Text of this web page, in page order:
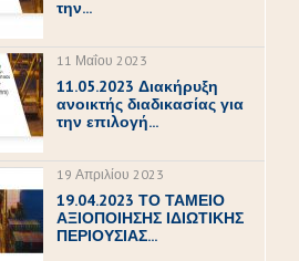
την...
11 Μαΐου 2023
11.05.2023 Διακήρυξη
ανοικτής διαδικασίας για
την επιλογή...
19 Απριλίου 2023
19.04.2023 ΤΟ ΤΑΜΕΙΟ
ΑΞΙΟΠΟΙΗΣΗΣ ΙΔΙΩΤΙΚΗΣ
ΠΕΡΙΟΥΣΙΑΣ...